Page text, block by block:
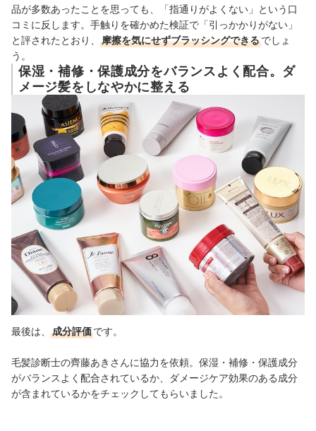
品が多数あったことを思っても、「指通りがよくない」という口
コミに反します。手触りを確かめた検証で「引っかかりがない」
と評されたとおり、
摩擦を気にせずブラッシングできるでしょ
う。
保湿・補修・保護成分をバランスよく配合。ダ
メージ髪をしなやかに整える
最後は、 成分評価です。
毛髪診断士の齊藤あきさんに協力を依頼。 保湿・補修・保護成分
がバランスよく配合されているか、
ダメージケア効果のある成分
が含まれているかをチェックしてもらいました。